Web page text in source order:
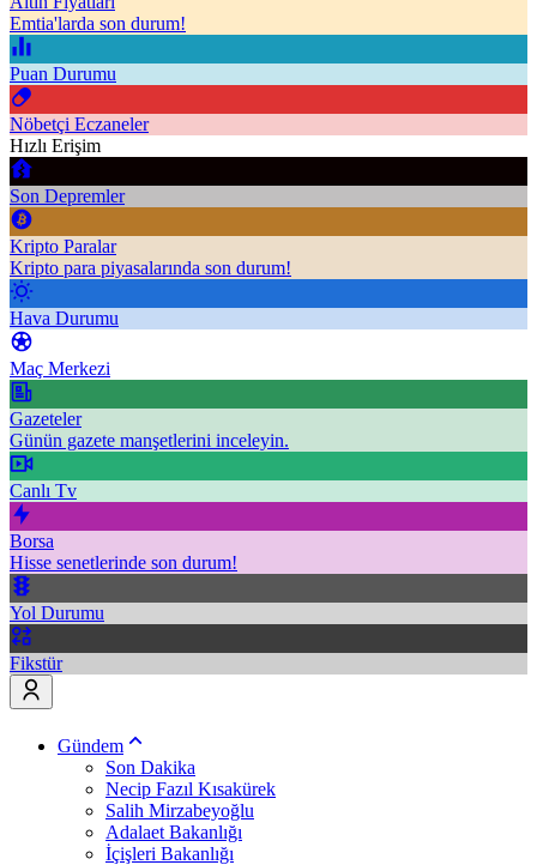
Emtia'larda son durum!
Puan Durumu
Nöbetçi Eczaneler
Hızlı Erişim
Son Depremler
Kripto Paralar
Kripto para piyasalarında son durum!
Hava Durumu
Maç Merkezi
Gazeteler
Günün gazete manşetlerini inceleyin.
Canlı Tv
Borsa
Hisse senetlerinde son durum!
Yol Durumu
Fikstür
Gündem
Son Dakika
Necip Fazıl Kısakürek
Salih Mirzabeyoğlu
Adalaet Bakanlığı
İçişleri Bakanlığı